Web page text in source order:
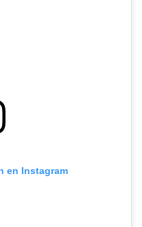
en Instagram